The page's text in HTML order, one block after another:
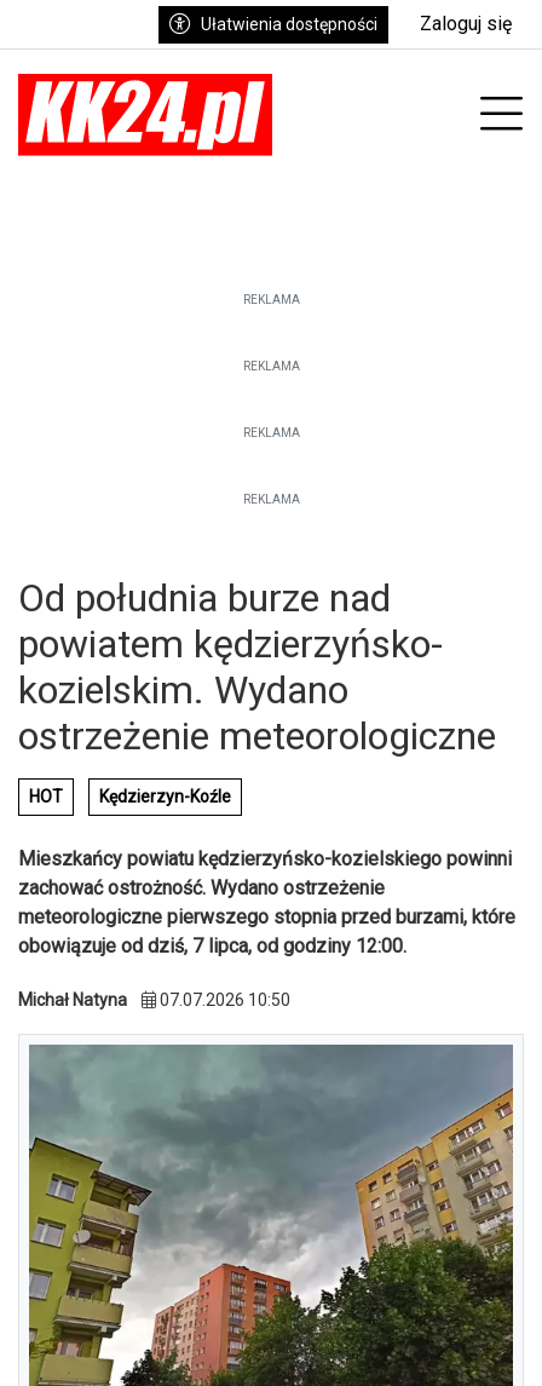
Ułatwienia dostępności Zaloguj się
REKLAMA
REKLAMA
REKLAMA
REKLAMA
Od południa burze nad
powiatem kędzierzyńsko-
kozielskim. Wydano
ostrzeżenie meteorologiczne
HOT Kędzierzyn-Koźle
Mieszkańcy powiatu kędzierzyńsko-kozielskiego powinni
zachować ostrożność. Wydano ostrzeżenie
meteorologiczne pierwszego stopnia przed burzami, które
obowiązuje od dziś, 7 lipca, od godziny 12:00.
Michał Natyna 07.07.2026 10:50